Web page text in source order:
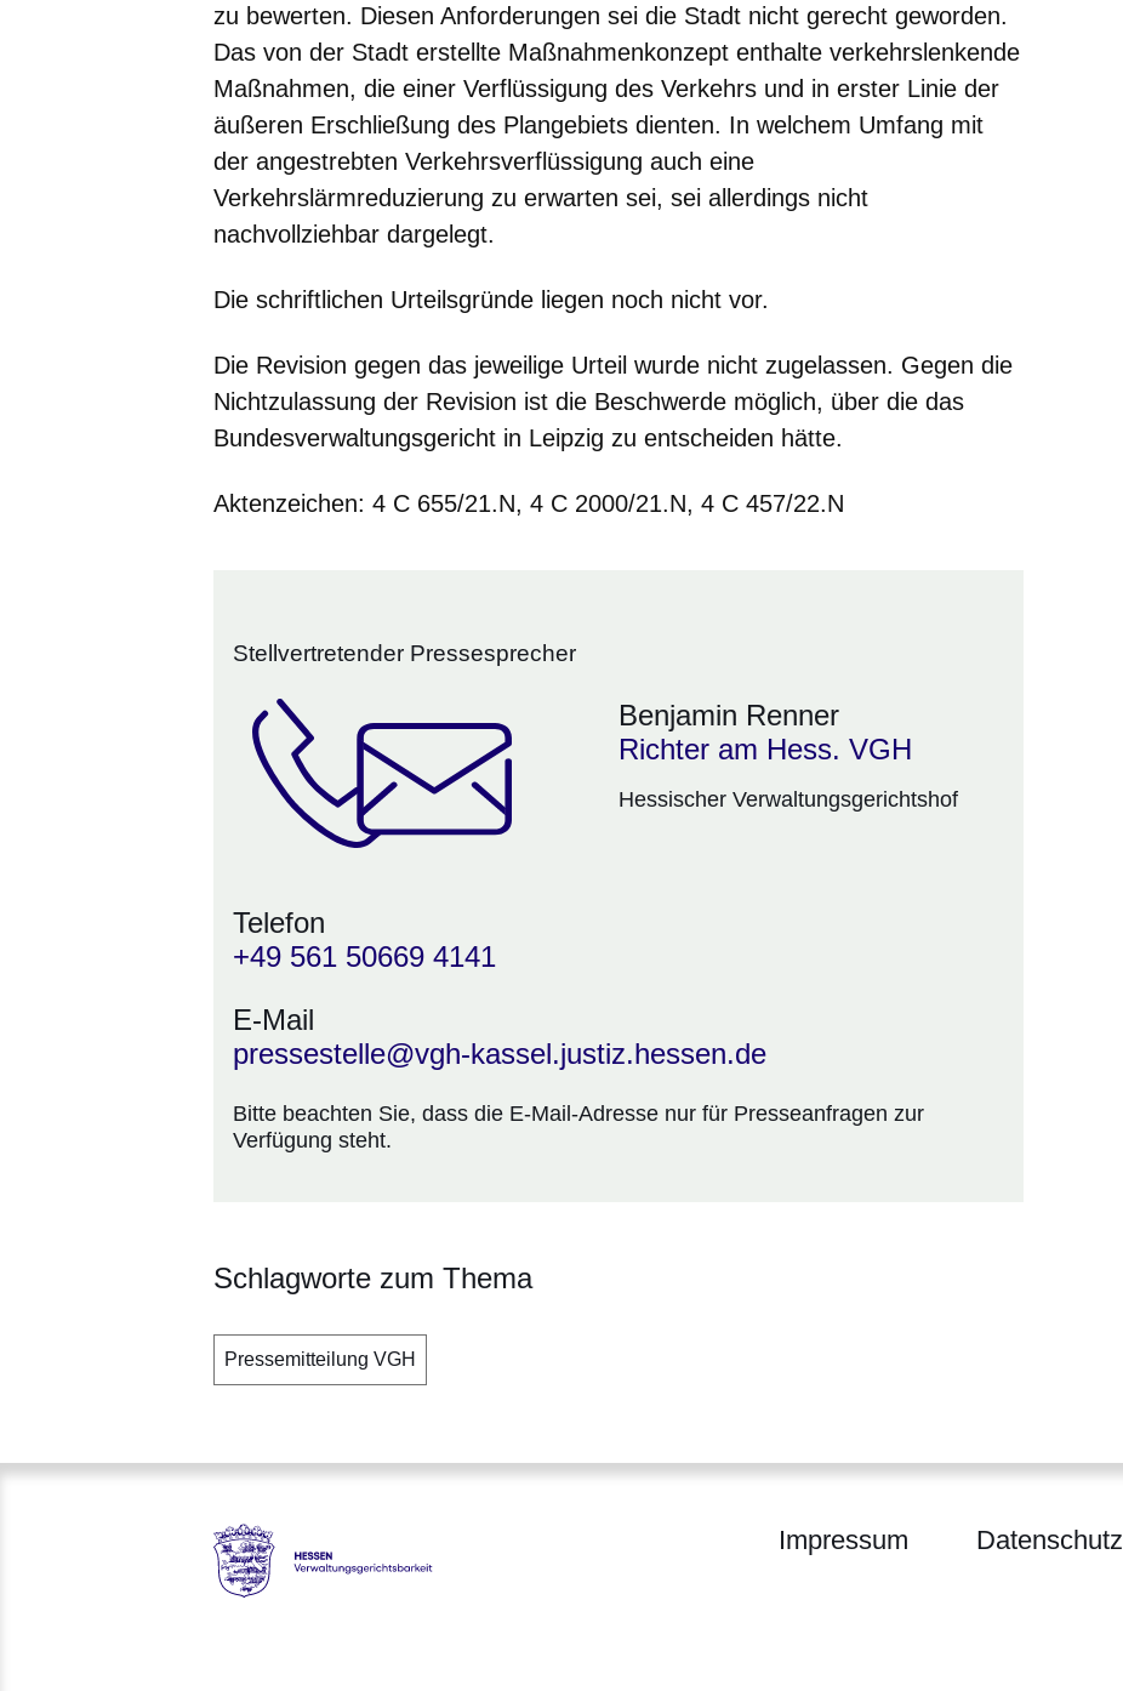
zu bewerten. Diesen Anforderungen sei die Stadt nicht gerecht geworden.
Das von der Stadt erstellte Maßnahmenkonzept enthalte verkehrslenkende
Maßnahmen, die einer Verflüssigung des Verkehrs und in erster Linie der
äußeren Erschließung des Plangebiets dienten. In welchem Umfang mit
der angestrebten Verkehrsverflüssigung auch eine
Verkehrslärmreduzierung zu erwarten sei, sei allerdings nicht
nachvollziehbar dargelegt.
Die schriftlichen Urteilsgründe liegen noch nicht vor.
Die Revision gegen das jeweilige Urteil wurde nicht zugelassen. Gegen die
Nichtzulassung der Revision ist die Beschwerde möglich, über die das
Bundesverwaltungsgericht in Leipzig zu entscheiden hätte.
Aktenzeichen: 4 C 655/21.N, 4 C 2000/21.N, 4 C 457/22.N
Stellvertretender Pressesprecher
Benjamin Renner
Richter am Hess. VGH
Hessischer Verwaltungsgerichtshof
Telefon
+49 561 50669 4141
E-Mail
pressestelle@vgh-kassel.justiz.hessen.de
Bitte beachten Sie, dass die E-Mail-Adresse nur für Presseanfragen zur
Verfügung steht.
Schlagworte zum Thema
Pressemitteilung VGH
Impressum Datenschutz